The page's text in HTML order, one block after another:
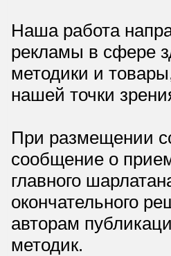
Наша работа
рекламы в сфере
методики и
нашей точки
При размещении
сообщение о
главного
окончательного
авторам
методик.